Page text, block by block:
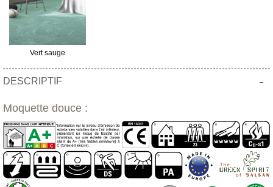
Vert sauge
DESCRIPTIF -
Moquette douce :